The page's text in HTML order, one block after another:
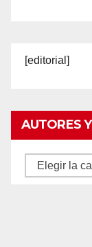
[editorial]
AUTORES
Autores